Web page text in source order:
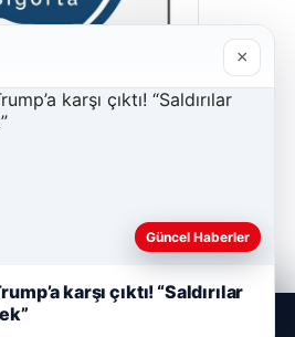
×
Güncel Haberler
karşı çıktı! “Saldırılar